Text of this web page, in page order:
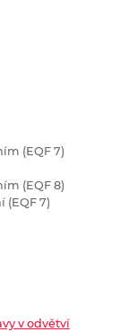
(EQF 7)
(EQF 8)
(EQF 7)
v odvětví